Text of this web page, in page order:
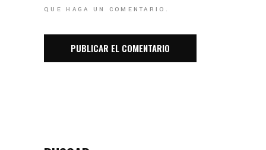
QUE HAGA UN COMENTARIO.